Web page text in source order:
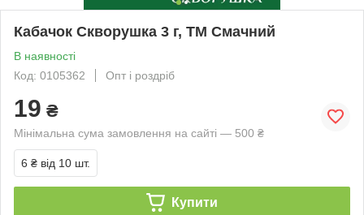
Кабачок Скворушка 3 г, ТМ Смачний
В наявності
Код: 0105362
Опт і роздріб
19 ₴
Мінімальна сума замовлення на сайті — 500 ₴
6 ₴ від 10 шт.
Купити